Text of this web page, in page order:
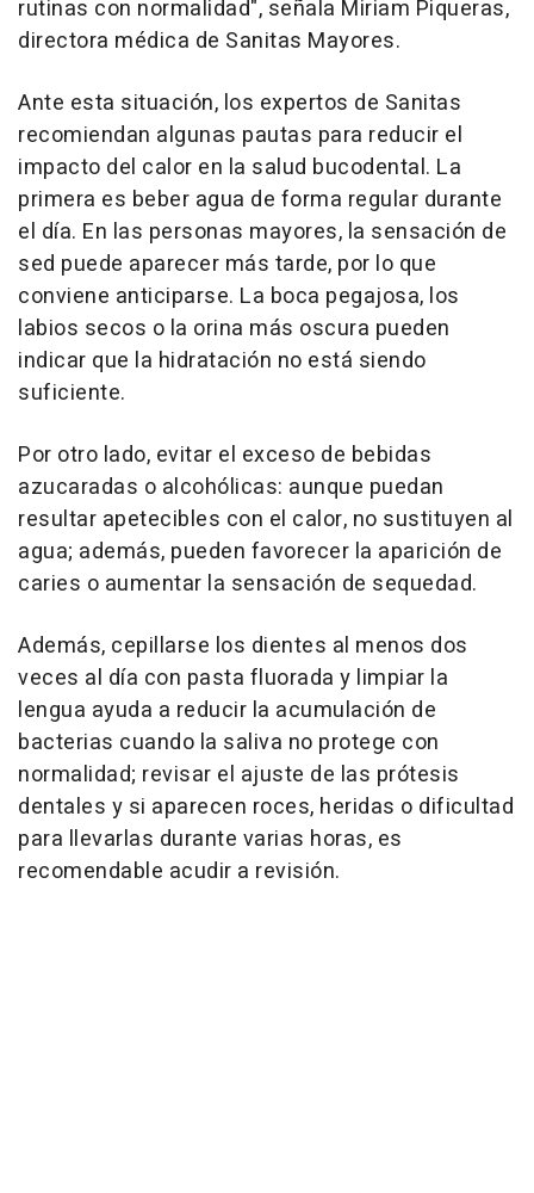
rutinas con normalidad", señala Miriam Piqueras,
directora médica de Sanitas Mayores.
Ante esta situación, los expertos de Sanitas
recomiendan algunas pautas para reducir el
impacto del calor en la salud bucodental. La
primera es beber agua de forma regular durante
el día. En las personas mayores, la sensación de
sed puede aparecer más tarde, por lo que
conviene anticiparse. La boca pegajosa, los
labios secos o la orina más oscura pueden
indicar que la hidratación no está siendo
suficiente.
Por otro lado, evitar el exceso de bebidas
azucaradas o alcohólicas: aunque puedan
resultar apetecibles con el calor, no sustituyen al
agua; además, pueden favorecer la aparición de
caries o aumentar la sensación de sequedad.
Además, cepillarse los dientes al menos dos
veces al día con pasta fluorada y limpiar la
lengua ayuda a reducir la acumulación de
bacterias cuando la saliva no protege con
normalidad; revisar el ajuste de las prótesis
dentales y si aparecen roces, heridas o dificultad
para llevarlas durante varias horas, es
recomendable acudir a revisión.